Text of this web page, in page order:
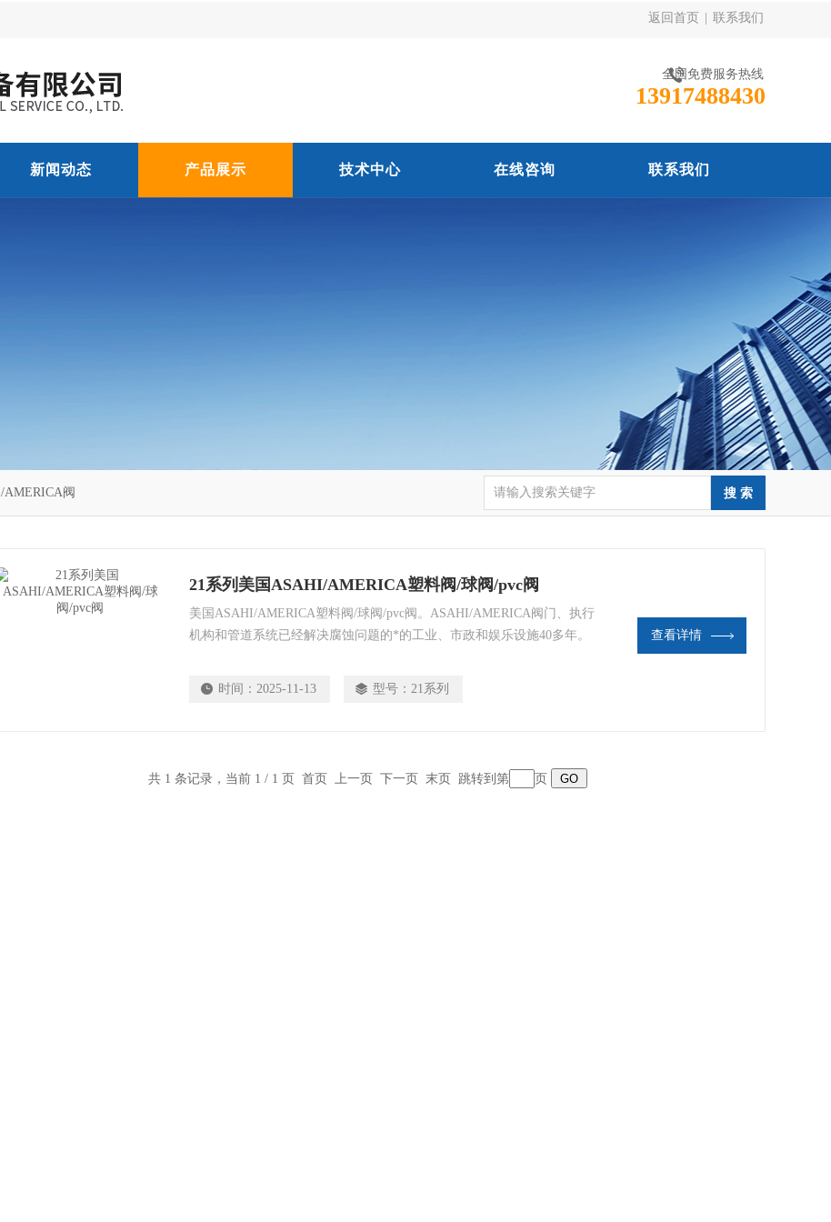
返回首页 联系我们
全国免费服务热线
13917488430
新闻动态 产品展示 技术中心 在线咨询 联系我们
AMERICA阀
21系列美国ASAHI/AMERICA塑料阀/球阀/pvc阀
美国ASAHI/AMERICA塑料阀/球阀/pvc阀。ASAHI/AMERICA阀门、执行
机构和管道系统已经解决腐蚀问题的*的工业、市政和娱乐设施40多年。
生命周期和可靠的性能,广泛的应用程序。
时间： 2025-11-13 型号： 21系列
查看详情
共 1 条记录，当前 1 / 1 页 首页 上一页 下一页 末页 跳转到第 页